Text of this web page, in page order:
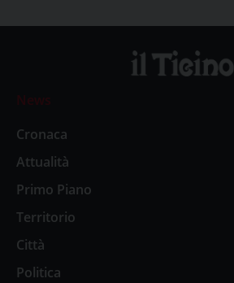
News
Cronaca
Attualità
Primo Piano
Territorio
Città
Politica